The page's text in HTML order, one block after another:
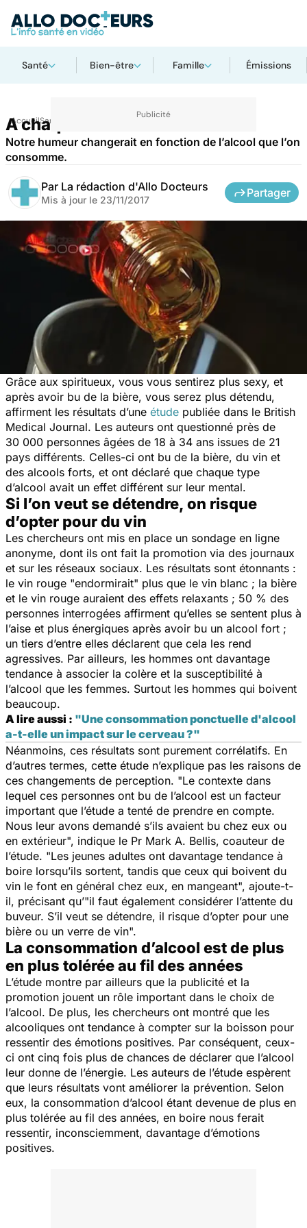
Santé Bien-être Famille Émissions
AccueilSanté
A chaque alcool son émotion !
Notre humeur changerait en fonction de l’alcool que l’on
consomme.
Par La rédaction d'Allo Docteurs
Mis à jour le 23/11/2017
Partager
Grâce aux spiritueux, vous vous sentirez plus sexy, et
après avoir bu de la bière, vous serez plus détendu,
affirment les résultats d’une étude publiée dans le British
Medical Journal. Les auteurs ont questionné près de
30 000 personnes âgées de 18 à 34 ans issues de 21
pays différents. Celles-ci ont bu de la bière, du vin et
des alcools forts, et ont déclaré que chaque type
d’alcool avait un effet différent sur leur mental.
Si l’on veut se détendre, on risque
d’opter pour du vin
Les chercheurs ont mis en place un sondage en ligne
anonyme, dont ils ont fait la promotion via des journaux
et sur les réseaux sociaux. Les résultats sont étonnants :
le vin rouge "endormirait" plus que le vin blanc ; la bière
et le vin rouge auraient des effets relaxants ; 50 % des
personnes interrogées affirment qu’elles se sentent plus à
l’aise et plus énergiques après avoir bu un alcool fort ;
un tiers d’entre elles déclarent que cela les rend
agressives. Par ailleurs, les hommes ont davantage
tendance à associer la colère et la susceptibilité à
l’alcool que les femmes. Surtout les hommes qui boivent
beaucoup.
A lire aussi : "Une consommation ponctuelle d'alcool
a-t-elle un impact sur le cerveau ?"
Néanmoins, ces résultats sont purement corrélatifs. En
d’autres termes, cette étude n’explique pas les raisons de
ces changements de perception. "Le contexte dans
lequel ces personnes ont bu de l’alcool est un facteur
important que l’étude a tenté de prendre en compte.
Nous leur avons demandé s’ils avaient bu chez eux ou
en extérieur", indique le Pr Mark A. Bellis, coauteur de
l’étude. "Les jeunes adultes ont davantage tendance à
boire lorsqu’ils sortent, tandis que ceux qui boivent du
vin le font en général chez eux, en mangeant", ajoute-t-
il, précisant qu’"il faut également considérer l’attente du
buveur. S’il veut se détendre, il risque d’opter pour une
bière ou un verre de vin".
La consommation d’alcool est de plus
en plus tolérée au fil des années
L’étude montre par ailleurs que la publicité et la
promotion jouent un rôle important dans le choix de
l’alcool. De plus, les chercheurs ont montré que les
alcooliques ont tendance à compter sur la boisson pour
ressentir des émotions positives. Par conséquent, ceux-
ci ont cinq fois plus de chances de déclarer que l’alcool
leur donne de l’énergie. Les auteurs de l’étude espèrent
que leurs résultats vont améliorer la prévention. Selon
eux, la consommation d’alcool étant devenue de plus en
plus tolérée au fil des années, en boire nous ferait
ressentir, inconsciemment, davantage d’émotions
positives.